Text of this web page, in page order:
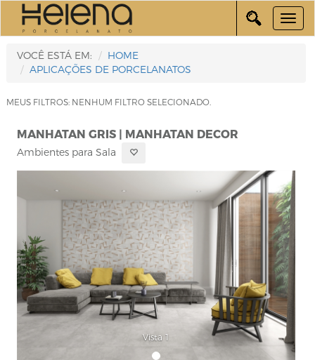
VOCÊ ESTÁ EM:
HOME
APLICAÇÕES DE PORCELANATOS
MEUS FILTROS: NENHUM FILTRO SELECIONADO.
MANHATAN GRIS | MANHATAN DECOR
Ambientes para Sala
Vista 1